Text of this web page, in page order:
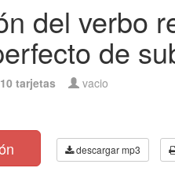
del verbo
de
10 tarjetas vacio
descargar mp3